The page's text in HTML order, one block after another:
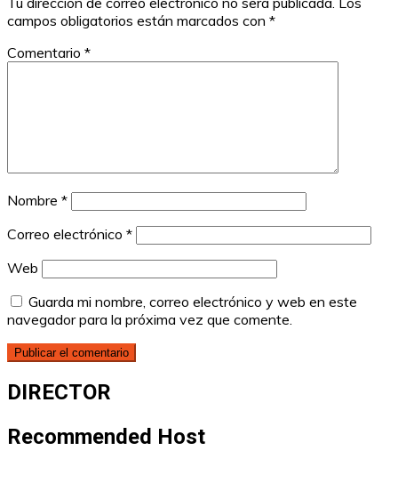
campos obligatorios están marcados con *
Comentario *
Nombre *
Correo electrónico *
Web
Guarda mi nombre, correo electrónico y web en este
navegador para la próxima vez que comente.
DIRECTOR
Recommended Host